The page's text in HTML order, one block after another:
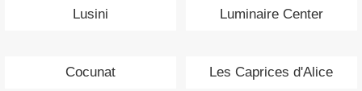
Lusini Luminaire Center
Cocunat Les Caprices d'Alice